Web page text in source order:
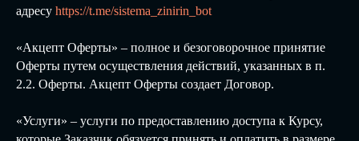
адресу https://t.me/sistema_zinirin_bot
«Акцепт Оферты» – полное и безоговорочное принятие
Оферты путем осуществления действий, указанных в п.
2.2. Оферты. Акцепт Оферты создает Договор.
«Услуги» – услуги по предоставлению доступа к Курсу,